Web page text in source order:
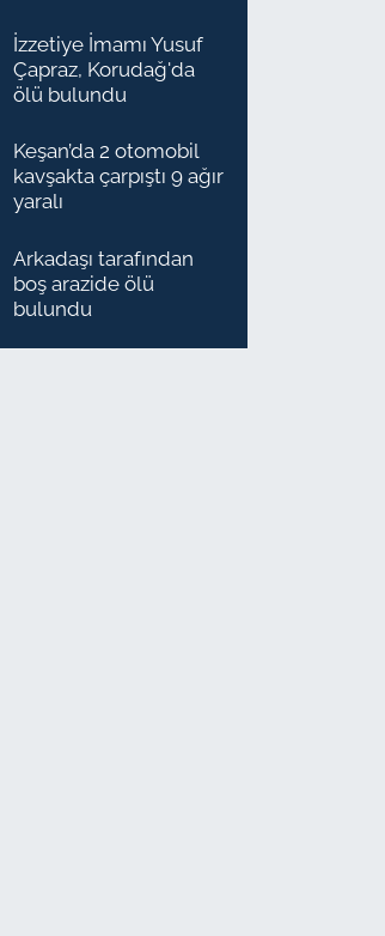
İzzetiye İmamı Yusuf
Çapraz, Korudağ'da
ölü bulundu
Keşan’da 2 otomobil
kavşakta çarpıştı 9 ağır
yaralı
Arkadaşı tarafından
boş arazide ölü
bulundu